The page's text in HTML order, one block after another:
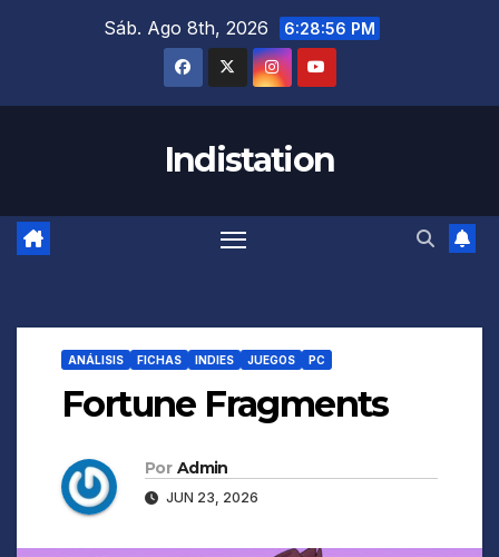
Sáb. Ago 8th, 2026 6:28:57 PM
Indistation
ANÁLISIS FICHAS INDIES JUEGOS PC
Fortune Fragments
Por Admin
JUN 23, 2026